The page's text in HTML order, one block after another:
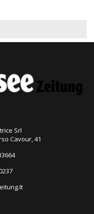
Srl
Cavour, 41